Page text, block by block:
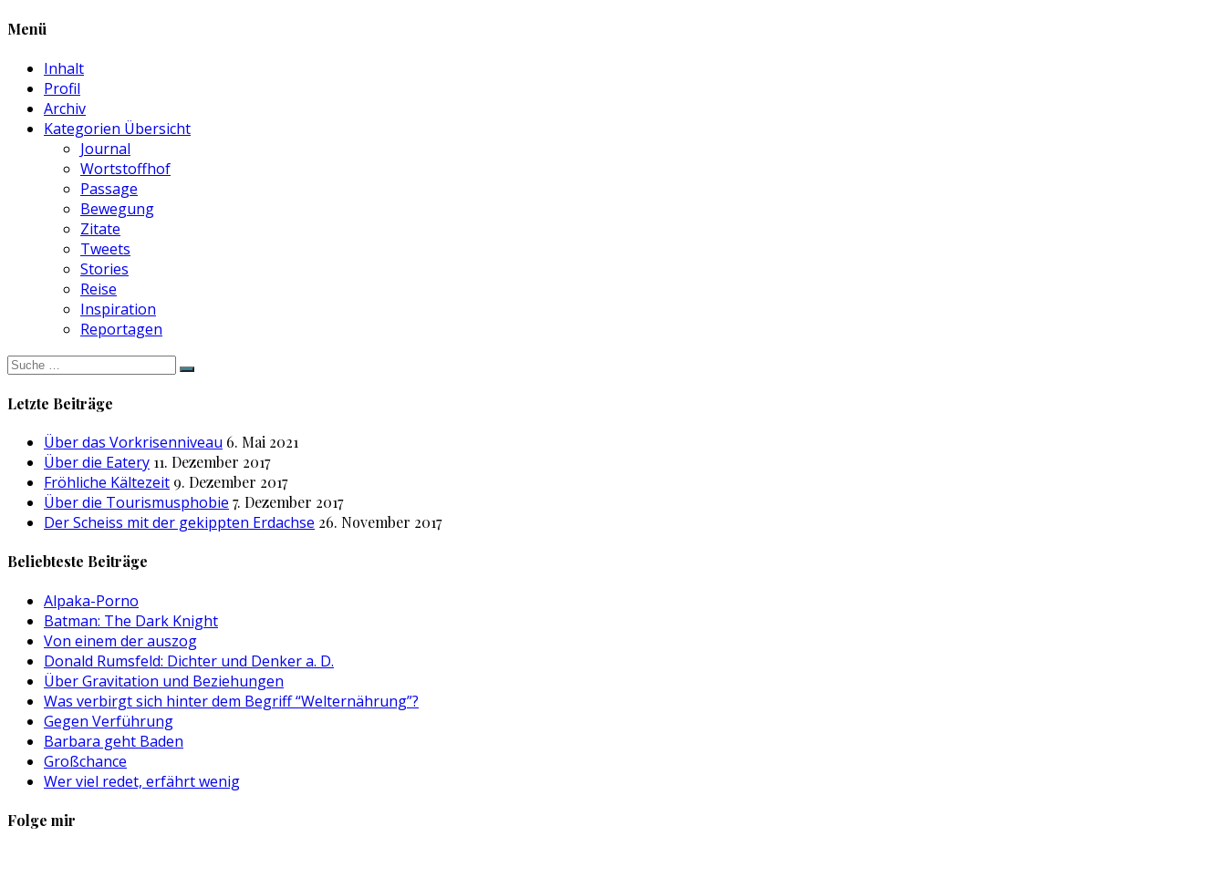
Menü
Inhalt
Profil
Archiv
Kategorien Übersicht
Journal
Wortstoffhof
Passage
Bewegung
Zitate
Tweets
Stories
Reise
Inspiration
Reportagen
Suche
nach:
Letzte Beiträge
Über das Vorkrisenniveau 6. Mai 2021
Über die Eatery 11. Dezember 2017
Fröhliche Kältezeit 9. Dezember 2017
Über die Tourismusphobie 7. Dezember 2017
Der Scheiss mit der gekippten Erdachse 26. November 2017
Beliebteste Beiträge
Alpaka-Porno
Batman: The Dark Knight
Von einem der auszog
Donald Rumsfeld: Dichter und Denker a. D.
Über Gravitation und Beziehungen
Was verbirgt sich hinter dem Begriff “Welternährung”?
Gegen Verführung
Barbara geht Baden
Großchance
Wer viel redet, erfährt wenig
Folge mir